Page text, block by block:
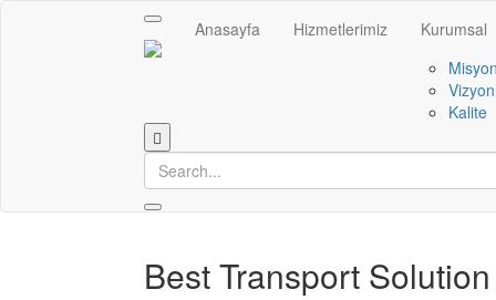
Toggle
navigation
Anasayfa Hizmetlerimiz
Kurumsal
Vizyon
Kalite
Best Transport